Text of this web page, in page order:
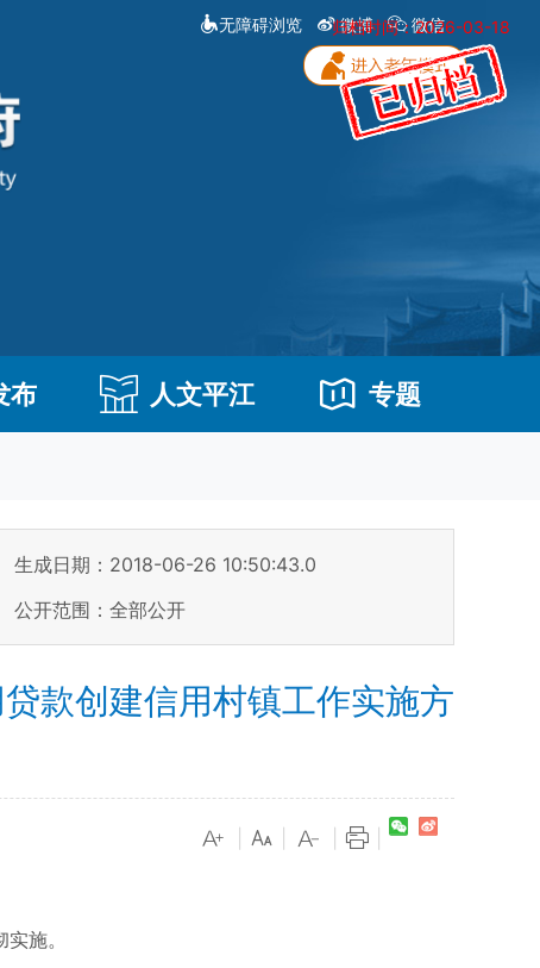
归档时间：2026-03-18
无障碍浏览 微博 微信
布 人文平江 专题
生成日期：2018-06-26 10:50:43.0
公开范围：全部公开
款创建信用村镇工作实施方
施。